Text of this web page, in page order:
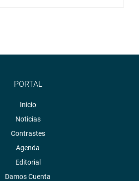
PORTAL
Inicio
Noticias
Contrastes
Agenda
Editorial
Damos Cuenta